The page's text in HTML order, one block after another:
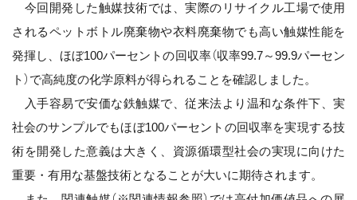
今回開発した触媒技術では、実際のリサイクル工場で使用
されるペットボトル廃棄物や衣料廃棄物でも高い触媒性能を
発揮し、ほぼ100パーセントの回収率（収率99.7～99.9パーセン
ト）で高純度の化学原料が得られることを確認しました。
入手容易で安価な鉄触媒で、従来法より温和な条件下、実
社会のサンプルでもほぼ100パーセントの回収率を実現する技
術を開発した意義は大きく、資源循環型社会の実現に向けた
重要・有用な基盤技術となることが大いに期待されます。